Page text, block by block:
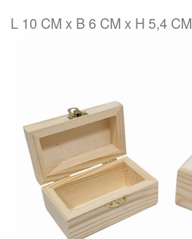
L 10 CM x B 6 CM x H 5,4 CM